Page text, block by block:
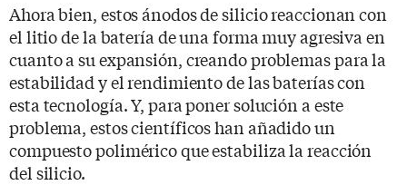
Ahora bien, estos ánodos de silicio reaccionan con
el litio de la batería de una forma muy agresiva en
cuanto a su expansión, creando problemas para la
estabilidad y el rendimiento de las baterías con
esta tecnología. Y, para poner solución a este
problema, estos científicos han añadido un
compuesto polimérico que estabiliza la reacción
del silicio.